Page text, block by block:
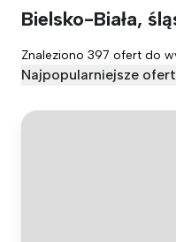
Bielsko-Biała,
Znaleziono 397 ofert do
Najpopularniejsze